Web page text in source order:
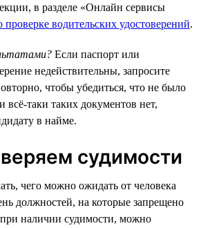
в разделе «Онлайн сервисы
проверке водительских удостоверений.
Если паспорт или
недействительны, запросите
чтобы убедиться, что не было
таки таких документов нет,
в найме.
судимости
чего можно ожидать от человека
должностей, на которые запрещено
наличии судимости, можно